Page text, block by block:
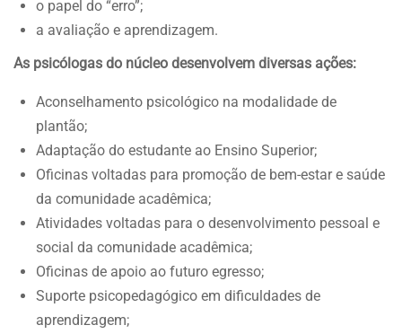
o papel do “erro”;
a avaliação e aprendizagem.
As psicólogas do núcleo desenvolvem diversas ações:
Aconselhamento psicológico na modalidade de
plantão;
Adaptação do estudante ao Ensino Superior;
Oficinas voltadas para promoção de bem-estar e saúde
da comunidade acadêmica;
Atividades voltadas para o desenvolvimento pessoal e
social da comunidade acadêmica;
Oficinas de apoio ao futuro egresso;
Suporte psicopedagógico em dificuldades de
aprendizagem;